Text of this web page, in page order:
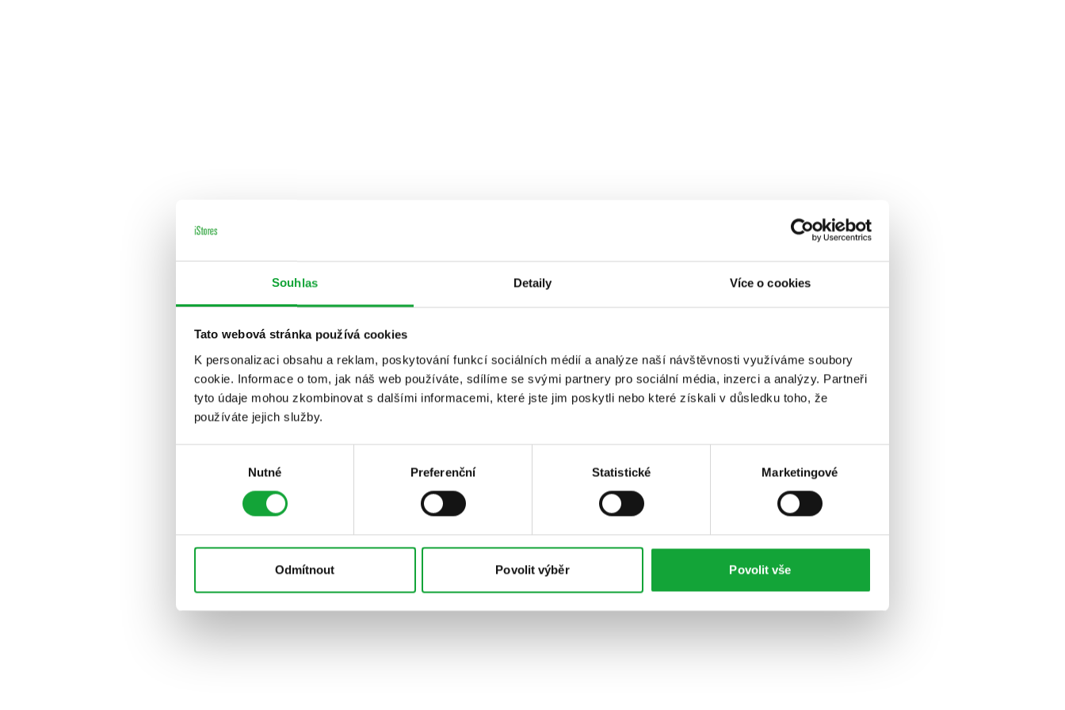
Souhlas Detaily Více o cookies
Tato webová stránka používá cookies
K personalizaci obsahu a reklam, poskytování funkcí sociálních médií a analýze naší návštěvnosti využíváme soubory
cookie. Informace o tom, jak náš web používáte, sdílíme se svými partnery pro sociální média, inzerci a analýzy. Partneři
tyto údaje mohou zkombinovat s dalšími informacemi, které jste jim poskytli nebo které získali v důsledku toho, že
používáte jejich služby.
Nutné Preferenční Statistické Marketingové
Odmítnout Povolit výběr Povolit vše